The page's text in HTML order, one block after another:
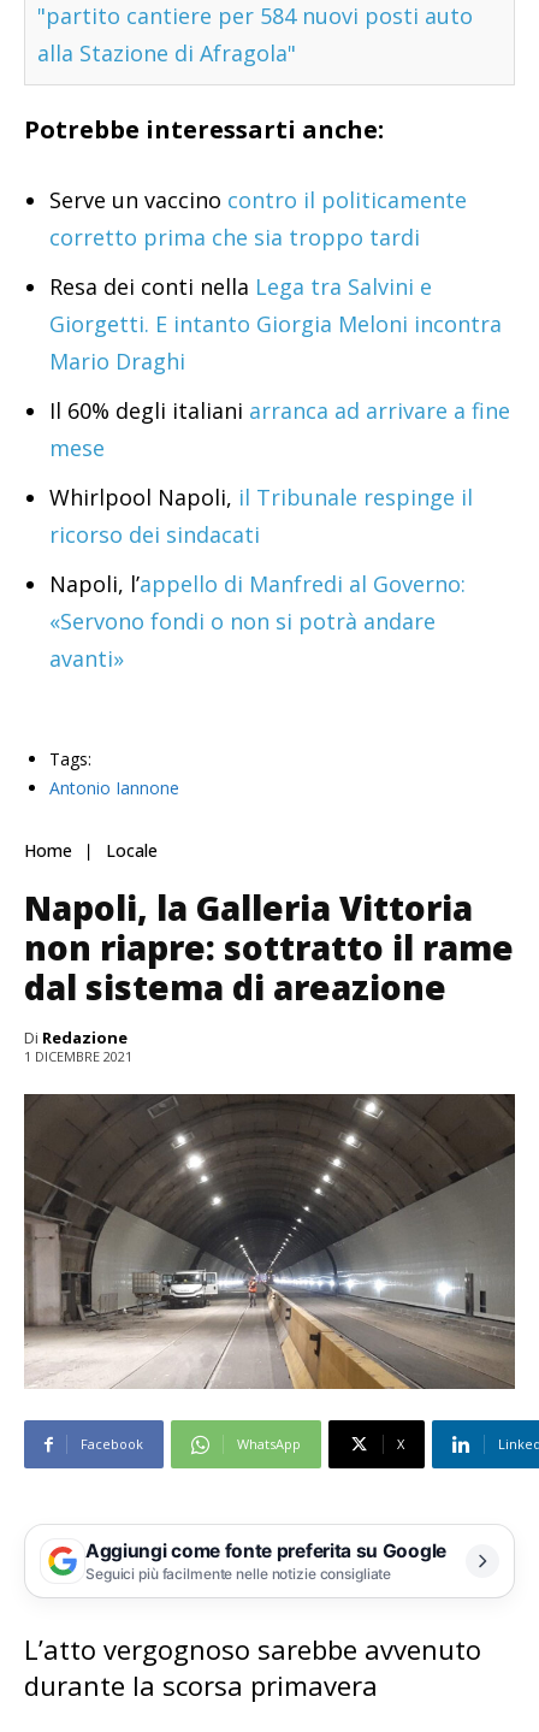
"partito cantiere per 584 nuovi posti auto
alla Stazione di Afragola"
Potrebbe interessarti anche:
Serve un vaccino contro il politicamente
corretto prima che sia troppo tardi
Resa dei conti nella Lega tra Salvini e
Giorgetti. E intanto Giorgia Meloni incontra
Mario Draghi
Il 60% degli italiani arranca ad arrivare a fine
mese
Whirlpool Napoli, il Tribunale respinge il
ricorso dei sindacati
Napoli, l’appello di Manfredi al Governo:
«Servono fondi o non si potrà andare
avanti»
Tags:
Antonio Iannone
Home Locale
Napoli, la Galleria Vittoria
non riapre: sottratto il rame
dal sistema di areazione
Di Redazione
1 DICEMBRE 2021
Facebook WhatsApp X
Aggiungi come fonte preferita su Google
Seguici più facilmente nelle notizie consigliate
L’atto vergognoso sarebbe avvenuto
durante la scorsa primavera